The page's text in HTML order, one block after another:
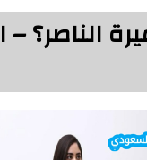
الناصر؟ –